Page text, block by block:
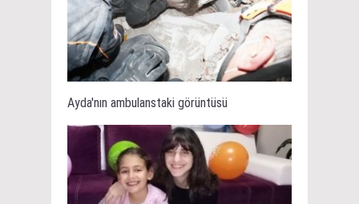
Ayda'nın ambulanstaki görüntüsü